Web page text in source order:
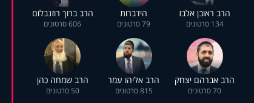
הרב ראובן אלבז
134 סרטונים
הידברות
79 סרטונים
הרב ברוך רוזנבלום
606 סרטונים
הרב אברהם יצחק
70 סרטונים
הרב אליהו עמר
815 סרטונים
הרב שמחה כהן
50 סרטונים